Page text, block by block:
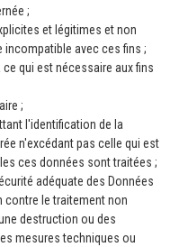
;
et légitimes et non
incompatible avec ces fins ;
qui est nécessaire aux fins
;
l'identification de la
n'excédant pas celle qui est
ces données sont traitées ;
adéquate des Données
le traitement non
destruction ou des
mesures techniques ou